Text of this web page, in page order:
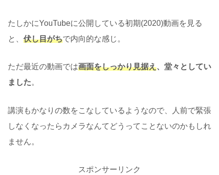
たしかにYouTubeに公開している初期(2020)動画を見る
と、 伏し目がちで内向的な感じ。
ただ最近の動画では画面をしっかり見据え、堂々としてい
ました。
講演もかなりの数をこなしているようなので、人前で緊張
しなくなったらカメラなんてどうってことないのかもしれ
ません。
スポンサーリンク